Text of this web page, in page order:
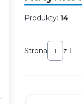
Produkty: 14
Strona z 1